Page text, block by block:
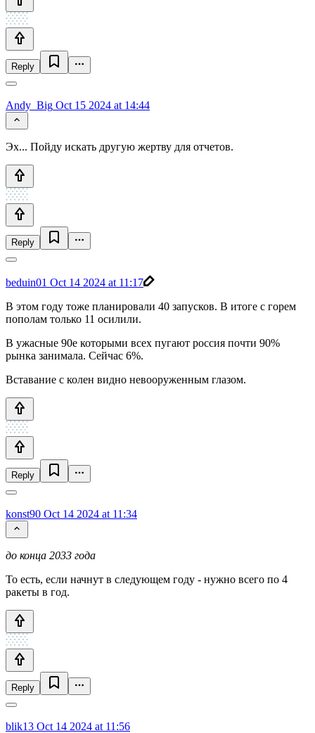
Reply
Andy_Big Oct 15 2024 at 14:44
Эх... Пойду искать другую жертву для отчетов.
Reply
beduin01 Oct 14 2024 at 11:17
В этом году тоже планировали 40 запусков. В итоге с горем
пополам только 11 осилили.
В ужасные 90е которыми всех пугают россия почти 90%
рынка занимала. Сейчас 6%.
Вставание с колен видно невооруженным глазом.
Reply
konst90 Oct 14 2024 at 11:34
до конца 2033 года
То есть, если начнут в следующем году - нужно всего по 4
ракеты в год.
Reply
blik13 Oct 14 2024 at 11:56